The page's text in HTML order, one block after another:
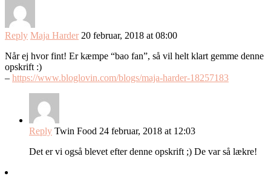
Reply Maja Harder 20 februar, 2018 at 08:00
Når ej hvor fint! Er kæmpe “bao fan”, så vil helt klart gemme denne
opskrift :)
– https://www.bloglovin.com/blogs/maja-harder-18257183
Reply Twin Food 24 februar, 2018 at 12:03
Det er vi også blevet efter denne opskrift ;) De var så lækre!